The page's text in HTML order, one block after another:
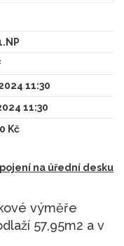
11:30
11:30
Kč
na úřední desku
výměře
57,95m2 a v